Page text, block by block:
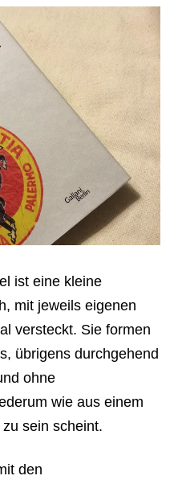
ist eine kleine
mit jeweils eigenen
versteckt. Sie formen
übrigens durchgehend
ohne
wie aus einem
sein scheint.
den